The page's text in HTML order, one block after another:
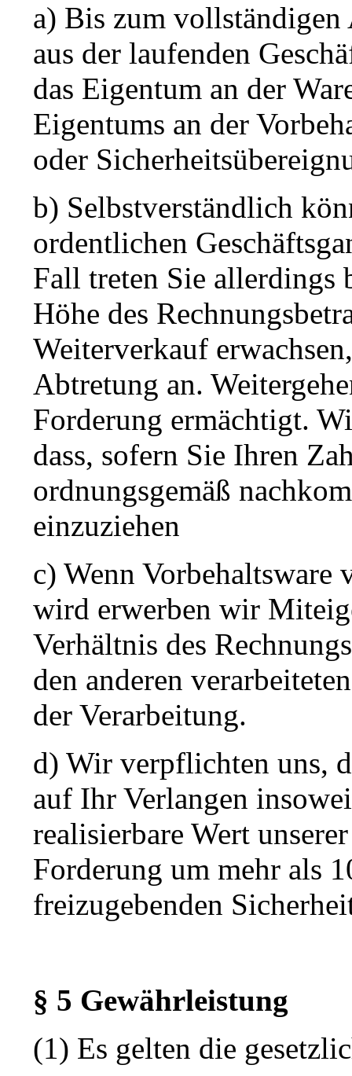
a) Bis zum
aus der laufenden
das Eigentum an der
Eigentums an der
oder
b) Selbstverständlich
ordentlichen
Fall treten Sie allerdings
Höhe des
Weiterverkauf
Abtretung an.
Forderung ermächtigt.
dass, sofern Sie Ihren
ordnungsgemäß
einzuziehen
c) Wenn Vorbehaltsware
wird erwerben wir
Verhältnis des
den anderen
der Verarbeitung.
d) Wir verpflichten uns,
auf Ihr Verlangen
realisierbare Wert
Forderung um mehr als
freizugebenden
§ 5 Gewährleistung
(1) Es gelten die